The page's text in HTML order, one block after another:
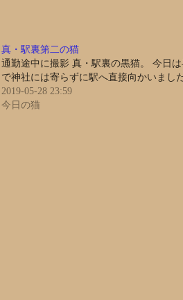
真・駅裏第二の猫
通勤途中に撮影 真・駅裏の黒猫。 今日
で神社には寄らずに駅へ直接向かいまし
2019-05-28 23:59
今日の猫